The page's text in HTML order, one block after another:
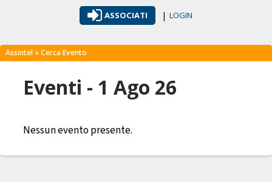
ASSOCIATI | LOGIN
Assintel » Cerca Evento
Eventi - 1 Ago 26
Nessun evento presente.